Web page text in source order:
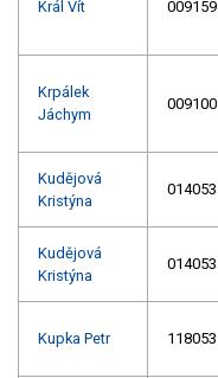
Král Vít 009159
Krpálek
Jáchym
009100
Kudějová
Kristýna
014053
Kudějová
Kristýna
014053
Kupka Petr 118053